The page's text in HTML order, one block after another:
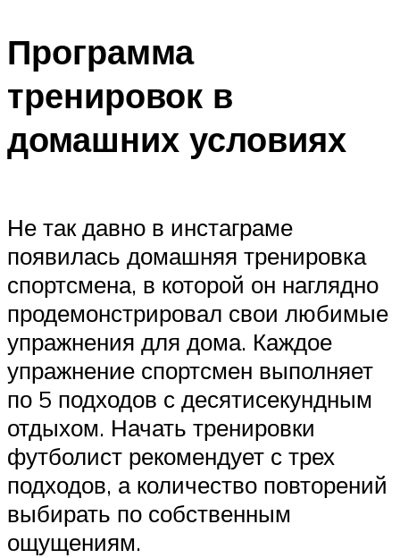
Программа
тренировок в
домашних условиях
Не так давно в инстаграме
появилась домашняя тренировка
спортсмена, в которой он наглядно
продемонстрировал свои любимые
упражнения для дома. Каждое
упражнение спортсмен выполняет
по 5 подходов с десятисекундным
отдыхом. Начать тренировки
футболист рекомендует с трех
подходов, а количество повторений
выбирать по собственным
ощущениям.